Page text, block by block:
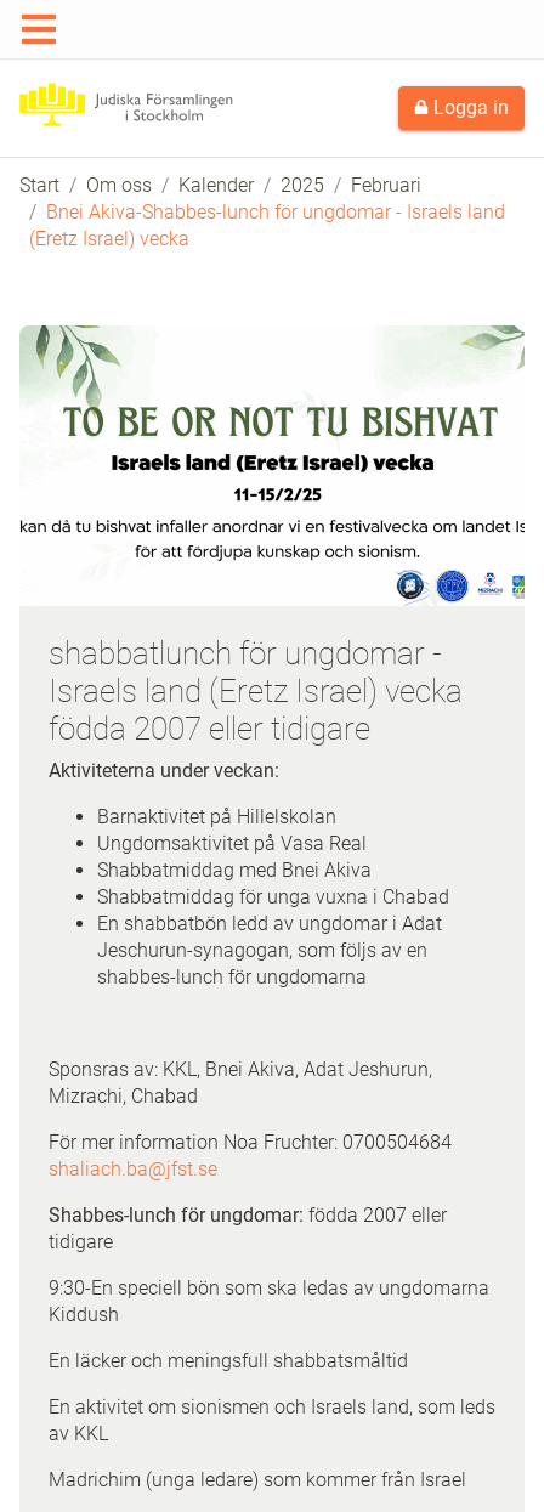
Logga in
Start Om oss Kalender 2025
Februari
Bnei Akiva-Shabbes-lunch för ungdomar - Israels land
(Eretz Israel) vecka
shabbatlunch för ungdomar -
Israels land (Eretz Israel) vecka
födda 2007 eller tidigare
Aktiviteterna under veckan:
Barnaktivitet på Hillelskolan
Ungdomsaktivitet på Vasa Real
Shabbatmiddag med Bnei Akiva
Shabbatmiddag för unga vuxna i Chabad
En shabbatbön ledd av ungdomar i Adat
Jeschurun-synagogan, som följs av en
shabbes-lunch för ungdomarna
Sponsras av: KKL, Bnei Akiva, Adat Jeshurun,
Mizrachi, Chabad
För mer information Noa Fruchter: 0700504684
shaliach.ba@jfst.se
Shabbes-lunch för ungdomar: födda 2007 eller
tidigare
9:30-En speciell bön som ska ledas av ungdomarna
Kiddush
En läcker och meningsfull shabbatsmåltid
En aktivitet om sionismen och Israels land, som leds
av KKL
Madrichim (unga ledare) som kommer från Israel